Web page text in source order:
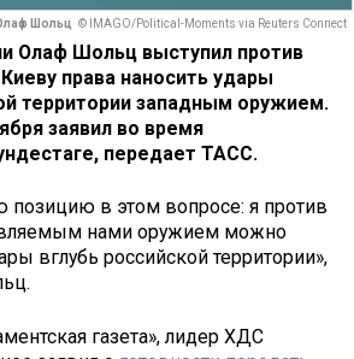
Шольц © IMAGO/Political-Moments via Reuters Connect
Олаф Шольц выступил против
права наносить удары
территории западным оружием.
заявил во время
передает ТАСС.
позицию в этом вопросе: я против
нами оружием можно
вглубь российской территории»,
газета», лидер ХДС